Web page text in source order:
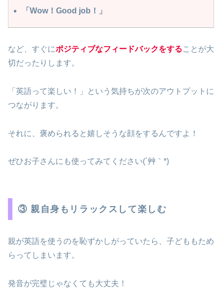
「Wow！Good job！」
など、すぐにポジティブなフィードバックをすることが大
切だったりします。
「英語って楽しい！」という気持ちが次のアウトプットに
つながります。
それに、褒められると嬉しそうな顔をするんですよ！
ぜひお子さんにも使ってみてください(´艸｀*)
③ 親自身もリラックスして楽しむ
親が英語を使うのを恥ずかしがっていたら、子どももため
らってしまいます。
発音が完璧じゃなくても大丈夫！